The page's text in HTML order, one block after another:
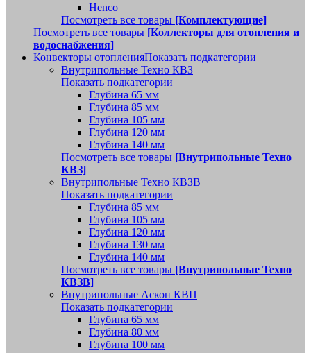
Henco
Посмотреть все товары [Комплектующие]
Посмотреть все товары [Коллекторы для отопления и
водоснабжения]
Конвекторы отопленияПоказать подкатегории
Внутрипольные Техно КВЗ
Показать подкатегории
Глубина 65 мм
Глубина 85 мм
Глубина 105 мм
Глубина 120 мм
Глубина 140 мм
Посмотреть все товары [Внутрипольные Техно
КВЗ]
Внутрипольные Техно КВЗВ
Показать подкатегории
Глубина 85 мм
Глубина 105 мм
Глубина 120 мм
Глубина 130 мм
Глубина 140 мм
Посмотреть все товары [Внутрипольные Техно
КВЗВ]
Внутрипольные Аскон КВП
Показать подкатегории
Глубина 65 мм
Глубина 80 мм
Глубина 100 мм